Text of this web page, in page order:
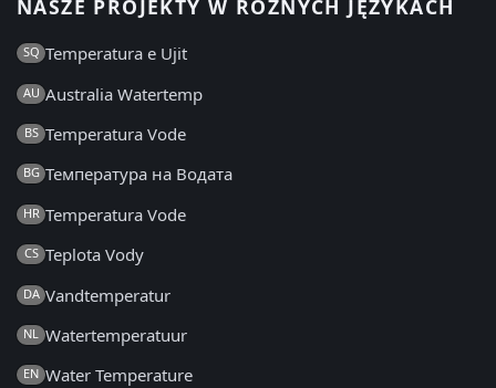
NASZE PROJEKTY W RÓŻNYCH JĘZYKACH
SQ Temperatura e Ujit
AU Australia Watertemp
BS Temperatura Vode
BG Температура на Водата
HR Temperatura Vode
CS Teplota Vody
DA Vandtemperatur
NL Watertemperatuur
EN Water Temperature